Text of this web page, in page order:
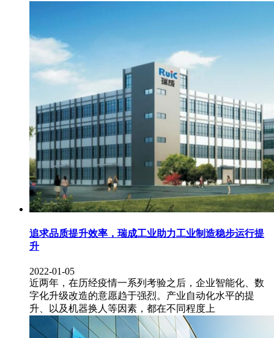
追求品质提升效率，瑞成工业助力工业制造稳步运行提
升
2022-01-05
近两年，在历经疫情一系列考验之后，企业智能化、数
字化升级改造的意愿趋于强烈。产业自动化水平的提
升、以及机器换人等因素，都在不同程度上